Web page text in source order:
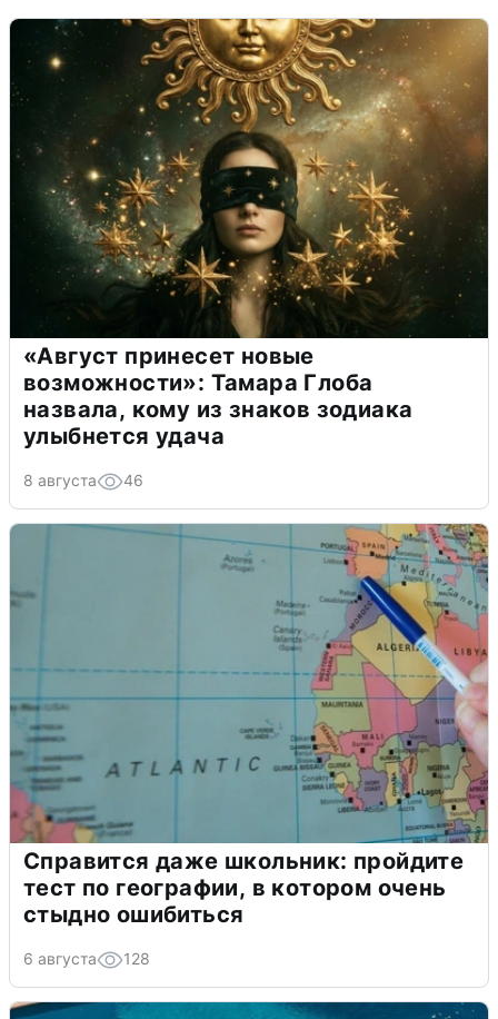
«Август принесет новые
возможности»: Тамара Глоба
назвала, кому из знаков зодиака
улыбнется удача
8 августа 46
Справится даже школьник: пройдите
тест по географии, в котором очень
стыдно ошибиться
6 августа 128